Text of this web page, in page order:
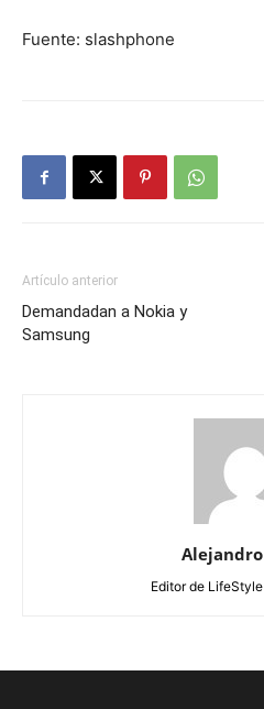
Fuente: slashphone
Artículo anterior
Demandadan a Nokia y
Samsung
Alejandro
Editor de